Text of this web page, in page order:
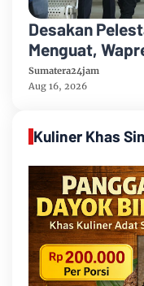
Desakan
Menguat,
Raka Diminta
Tertibkan
Sumatera24jam
Aug 16, 2026
Kuliner Khas